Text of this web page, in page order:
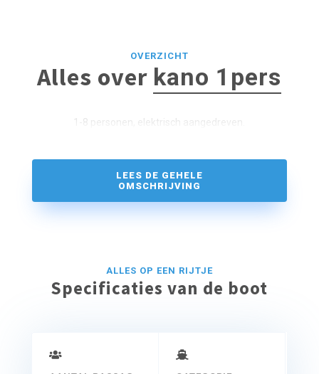
OVERZICHT
Alles over kano 1pers
1-8 personen, elektrisch aangedreven.
LEES DE GEHELE
OMSCHRIJVING
ALLES OP EEN RIJTJE
Specificaties van de boot